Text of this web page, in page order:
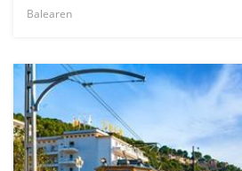
Balearen